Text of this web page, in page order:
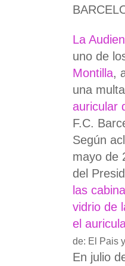
La
uno de
Montilla,
una
auricular
F.C.
Según
mayo de
del
las
vidrio de
el
de: El Pais
En julio